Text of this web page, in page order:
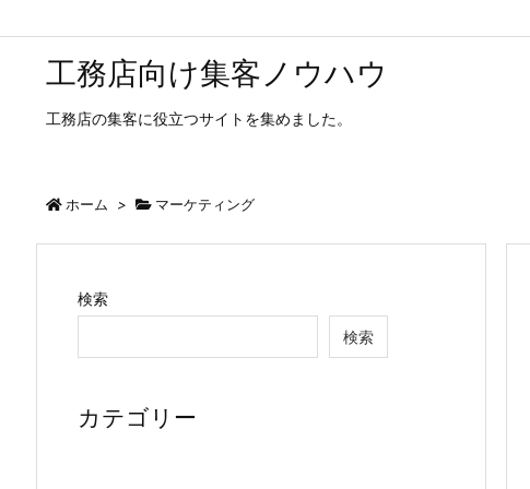
工務店向け集客ノウハウ
工務店の集客に役立つサイトを集めました。
ホーム > マーケティング
検索
検索
カテゴリー